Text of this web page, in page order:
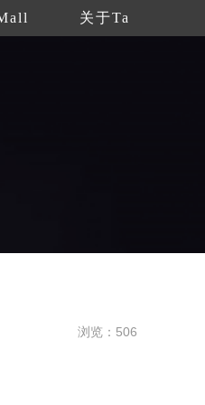
关于Ta
浏览：506